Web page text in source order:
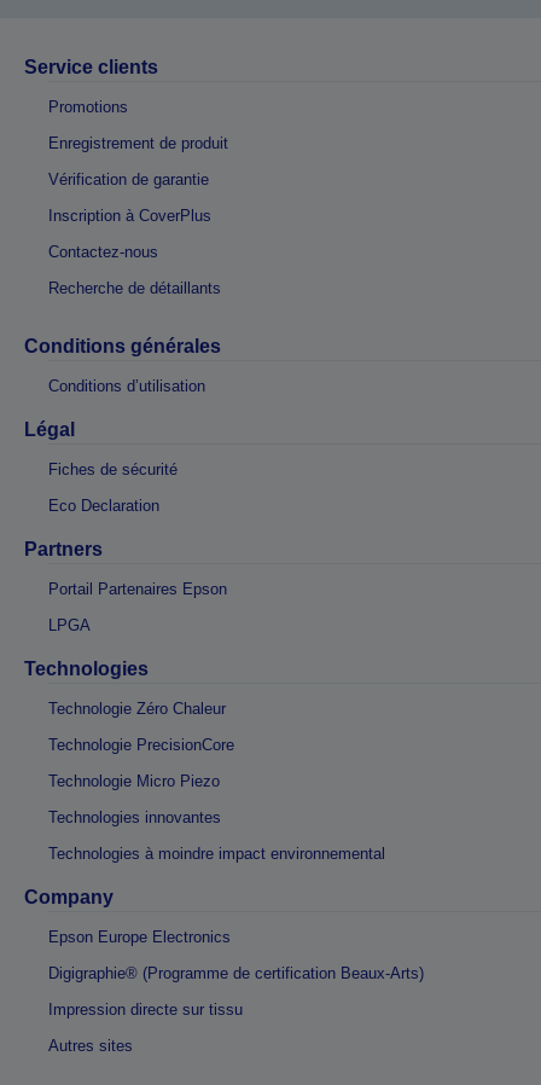
Service clients
Promotions
Enregistrement de produit
Vérification de garantie
Inscription à CoverPlus
Contactez-nous
Recherche de détaillants
Conditions générales
Conditions d’utilisation
Légal
Fiches de sécurité
Eco Declaration
Partners
Portail Partenaires Epson
LPGA
Technologies
Technologie Zéro Chaleur
Technologie PrecisionCore
Technologie Micro Piezo
Technologies innovantes
Technologies à moindre impact environnemental
Company
Epson Europe Electronics
Digigraphie® (Programme de certification Beaux-Arts)
Impression directe sur tissu
Autres sites